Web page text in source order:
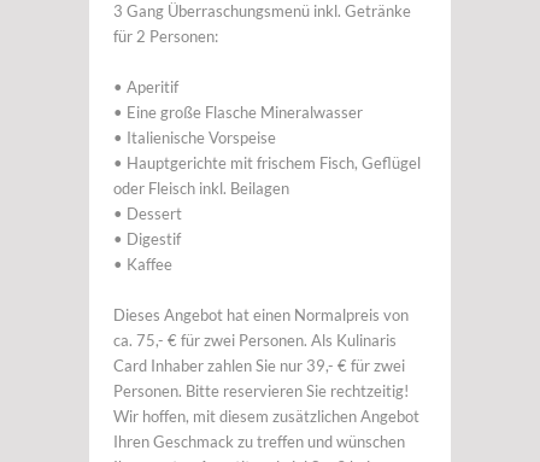
3 Gang Überraschungsmenü inkl. Getränke
für 2 Personen:
• Aperitif
• Eine große Flasche Mineralwasser
• Italienische Vorspeise
• Hauptgerichte mit frischem Fisch, Geflügel
oder Fleisch inkl. Beilagen
• Dessert
• Digestif
• Kaffee
Dieses Angebot hat einen Normalpreis von
ca. 75,- € für zwei Personen. Als Kulinaris
Card Inhaber zahlen Sie nur 39,- € für zwei
Personen. Bitte reservieren Sie rechtzeitig!
Wir hoffen, mit diesem zusätzlichen Angebot
Ihren Geschmack zu treffen und wünschen